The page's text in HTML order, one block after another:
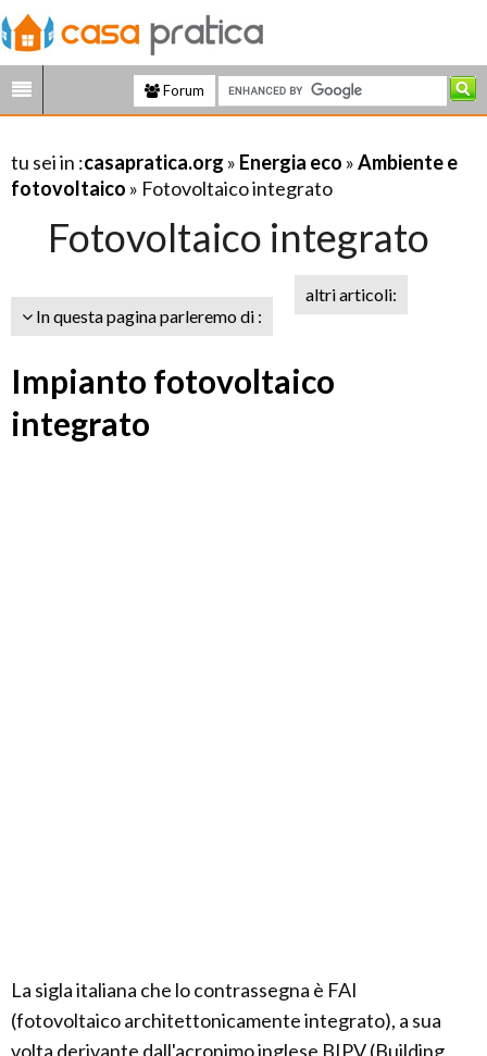
Forum
tu sei in :casapratica.org » Energia eco »Ambiente e
fotovoltaico » Fotovoltaico integrato
Fotovoltaico integrato
In questa pagina parleremo di :
altri articoli:
Impianto fotovoltaico
integrato
La sigla italiana che lo contrassegna è FAI
(fotovoltaico architettonicamente integrato), a sua
volta derivante dall'acronimo inglese BIPV (Building